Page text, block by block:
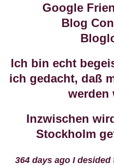
Google
Blog
Ich bin echt
ich gedacht, daß
werden
Inzwischen
Stockholm
364 days ago I